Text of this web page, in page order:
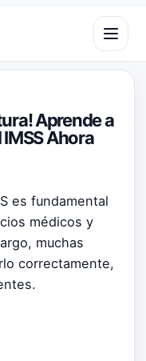
Abrir
Aprende a
Ahora
es fundamental
médicos y
muchas
correctamente,